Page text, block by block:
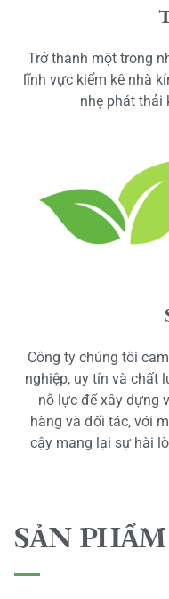
Trở thành một trong
lĩnh vực kiểm kê nhà
nhẹ phát thải
Công ty chúng tôi
nghiệp, uy tín và chất
nỗ lực để xây dựng
hàng và đối tác, với
cậy mang lại sự hài
SẢN